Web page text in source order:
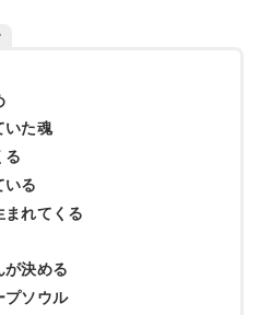
いた魂
る
いる
まれてくる
が決める
プソウル